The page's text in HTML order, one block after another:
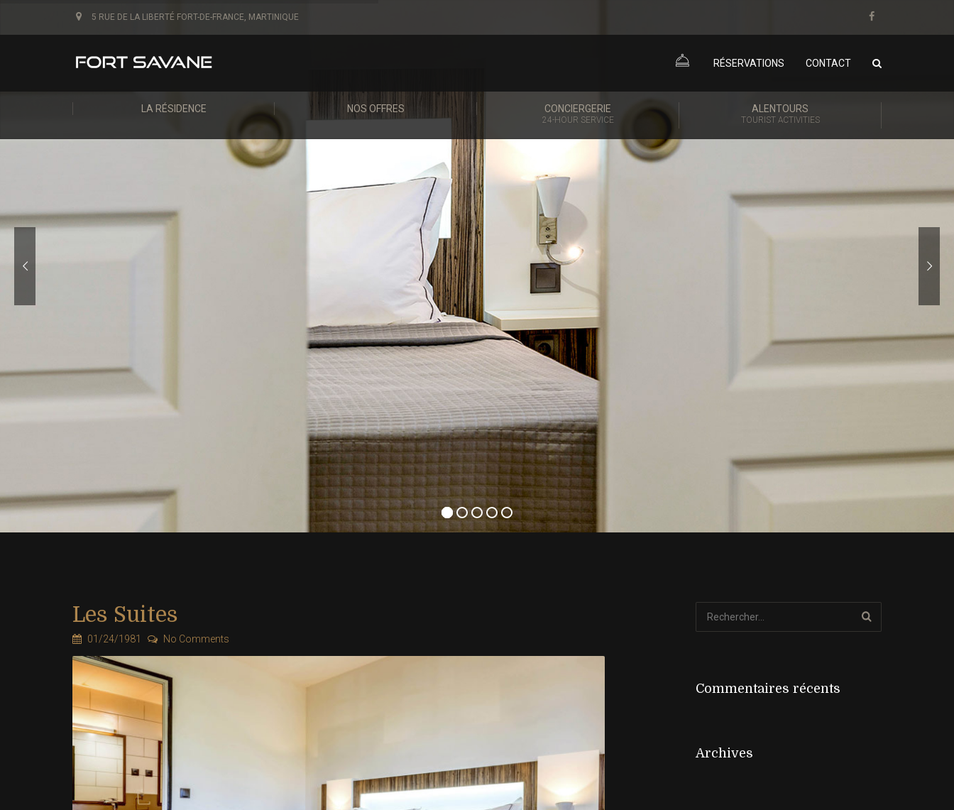
5 RUE DE LA LIBERTÉ FORT-DE-FRANCE, MARTINIQUE
RÉSERVATIONS CONTACT
LA RÉSIDENCE NOS OFFRES CONCIERGERIE
24-HOUR SERVICE
ALENTOURS
TOURIST ACTIVITIES
Les Suites
01/24/1981 No Comments
Commentaires récents
Archives